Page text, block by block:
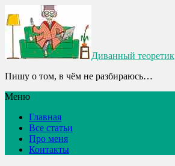
Диванный теоретик
Пишу о том, в чём не разбираюсь…
Меню
Главная
Все статьи
Про меня
Контакты